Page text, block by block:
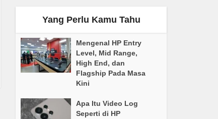
Yang Perlu Kamu Tahu
Mengenal HP Entry
Level, Mid Range,
High End, dan
Flagship Pada Masa
Kini
Apa Itu Video Log
Seperti di HP